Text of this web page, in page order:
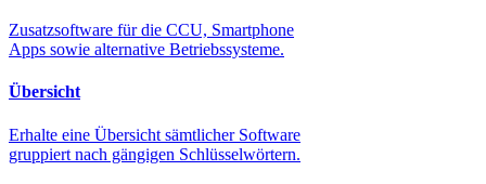
Zusatzsoftware für die CCU, Smartphone
Apps sowie alternative Betriebssysteme.
Übersicht
Erhalte eine Übersicht sämtlicher Software
gruppiert nach gängigen Schlüsselwörtern.